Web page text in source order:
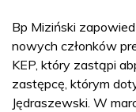
Bp Miziński
nowych członków
KEP, który zastąpi
zastępcę, którym
Jędraszewski. W